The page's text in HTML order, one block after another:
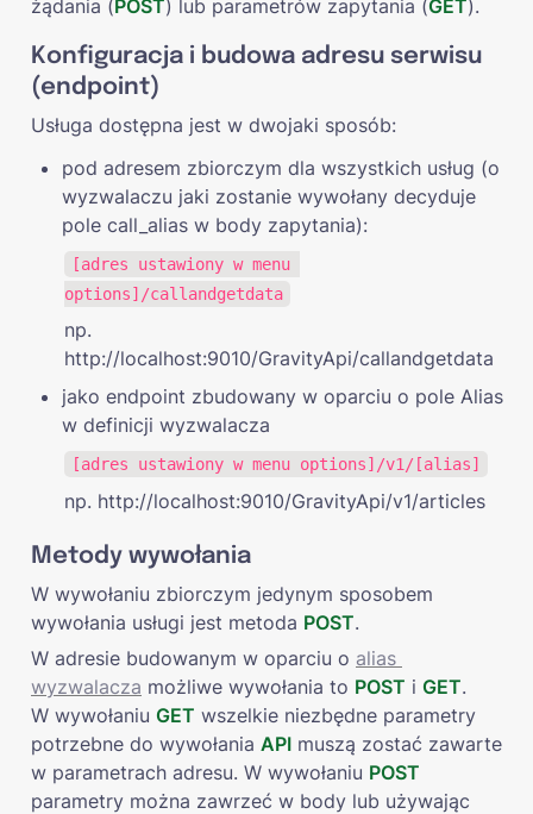
żądania (POST) lub parametrów zapytania (GET).
Konfiguracja i budowa adresu serwisu
(endpoint)
Usługa dostępna jest w dwojaki sposób:
pod adresem zbiorczym dla wszystkich usług (o
wyzwalaczu jaki zostanie wywołany decyduje
pole call_alias w body zapytania):
[adres ustawiony w menu
options]/callandgetdata
np.
http://localhost:9010/GravityApi/callandgetdata
jako endpoint zbudowany w oparciu o pole Alias
w definicji wyzwalacza
[adres ustawiony w menu options]/v1/[alias]
np. http://localhost:9010/GravityApi/v1/articles
Metody wywołania
W wywołaniu zbiorczym jedynym sposobem
wywołania usługi jest metoda POST.
W adresie budowanym w oparciu o alias
wyzwalacza możliwe wywołania to POST i GET.
W wywołaniu GET wszelkie niezbędne parametry
potrzebne do wywołania API muszą zostać zawarte
w parametrach adresu. W wywołaniu POST
parametry można zawrzeć w body lub używając